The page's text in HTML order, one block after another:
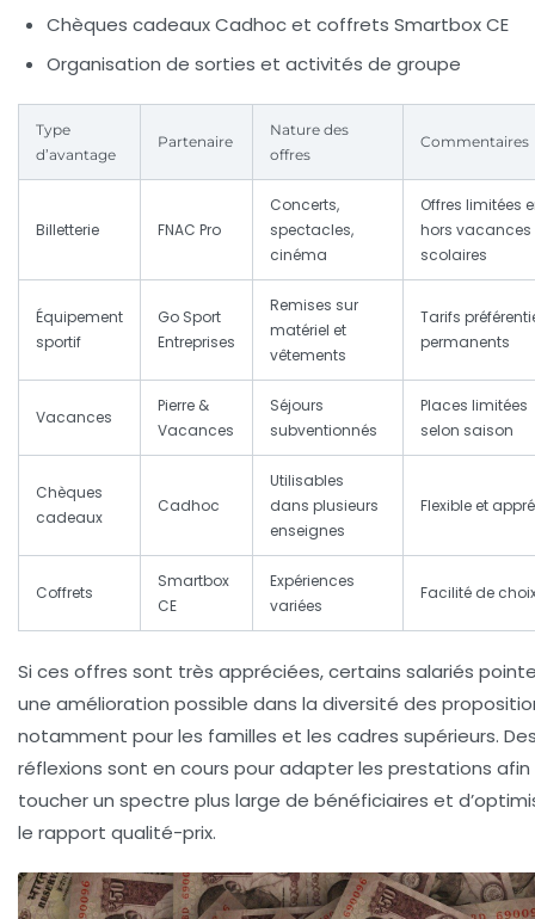
Chèques cadeaux Cadhoc et coffrets Smartbox CE
Organisation de sorties et activités de groupe
Type
d’avantage
Partenaire
Nature des
offres
Commentaires
Billetterie FNAC Pro
Concerts,
spectacles,
cinéma
Offres limitées
hors vacances
scolaires
Équipement
sportif
Go Sport
Entreprises
Remises sur
matériel et
vêtements
Tarifs
permanents
Vacances
Pierre &
Vacances
Séjours
subventionnés
Places limitées
selon saison
Chèques
cadeaux
Cadhoc
Utilisables
dans plusieurs
enseignes
Flexible et
Coffrets
Smartbox
CE
Expériences
variées
Facilité de
Si ces offres sont très appréciées, certains salariés
une amélioration possible dans la diversité des
notamment pour les familles et les cadres supérieurs.
réflexions sont en cours pour adapter les prestations
toucher un spectre plus large de bénéficiaires et
le rapport qualité-prix.